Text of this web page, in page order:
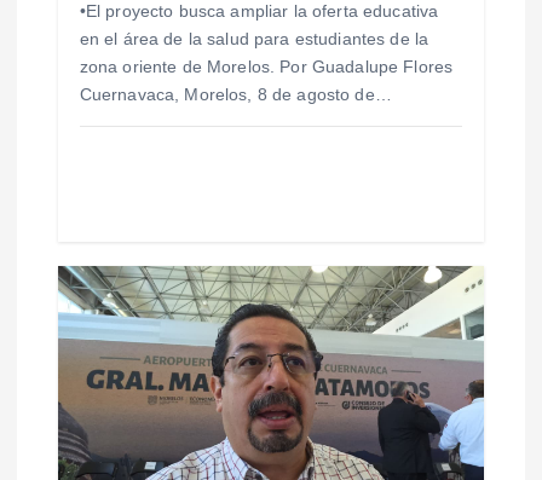
a
s
•El proyecto busca ampliar la oferta educativa
en el área de la salud para estudiantes de la
zona oriente de Morelos. Por Guadalupe Flores
Cuernavaca, Morelos, 8 de agosto de…